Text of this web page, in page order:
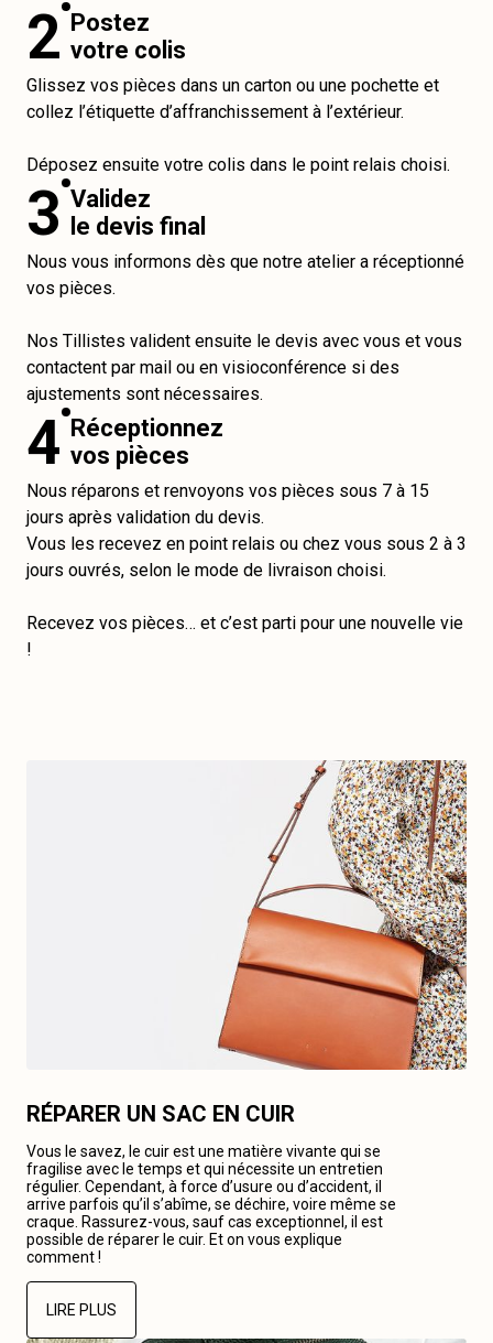
2 Postez
votre colis
Glissez vos pièces dans un carton ou une pochette et
collez l’étiquette d’affranchissement à l’extérieur.
Déposez ensuite votre colis dans le point relais choisi.
3 Validez
le devis final
Nous vous informons dès que notre atelier a réceptionné
vos pièces.
Nos Tillistes valident ensuite le devis avec vous et vous
contactent par mail ou en visioconférence si des
ajustements sont nécessaires.
4 Réceptionnez
vos pièces
Nous réparons et renvoyons vos pièces sous 7 à 15
jours après validation du devis.
Vous les recevez en point relais ou chez vous sous 2 à 3
jours ouvrés, selon le mode de livraison choisi.
Recevez vos pièces… et c’est parti pour une nouvelle vie
!
RÉPARER UN SAC EN CUIR
Vous le savez, le cuir est une matière vivante qui se
fragilise avec le temps et qui nécessite un entretien
régulier. Cependant, à force d’usure ou d’accident, il
arrive parfois qu’il s’abîme, se déchire, voire même se
craque. Rassurez-vous, sauf cas exceptionnel, il est
possible de réparer le cuir. Et on vous explique
comment !
LIRE PLUS